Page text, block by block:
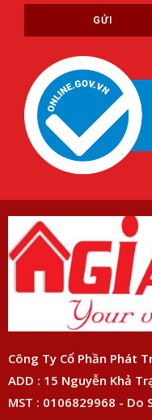
GỬI
Công Ty Cổ Phần Phát
ADD : 15 Nguyễn Khả
MST : 0106829968 - Do